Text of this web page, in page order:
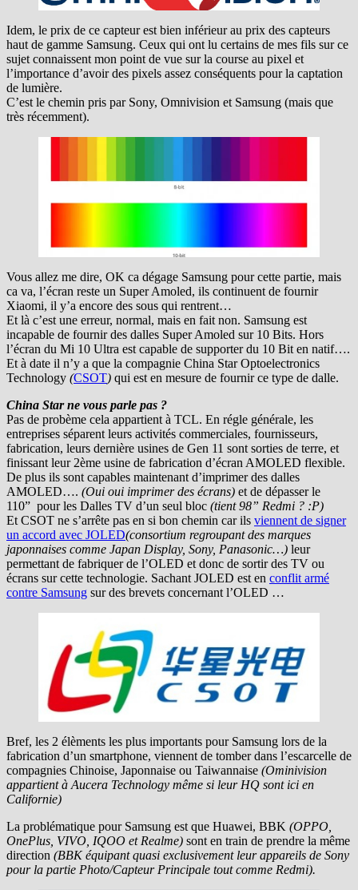
Idem, le prix de ce capteur est bien inférieur au prix des capteurs
haut de gamme Samsung. Ceux qui ont lu certains de mes fils sur ce
sujet connaissent mon point de vue sur la course au pixel et
l’importance d’avoir des pixels assez conséquents pour la captation
de lumière.
C’est le chemin pris par Sony, Omnivision et Samsung (mais que
très récemment).
Vous allez me dire, OK ca dégage Samsung pour cette partie, mais
ca va, l’écran reste un Super Amoled, ils continuent de fournir
Xiaomi, il y’a encore des sous qui rentrent…
Et là c’est une erreur, normal, mais en fait non. Samsung est
incapable de fournir des dalles Super Amoled sur 10 Bits. Hors
l’écran du Mi 10 Ultra est capable de supporter du 10 Bit en natif….
Et à date il n’y a que la compagnie China Star Optoelectronics
Technology (CSOT) qui est en mesure de fournir ce type de dalle.
China Star ne vous parle pas ?
Pas de probème cela appartient à TCL. En régle générale, les
entreprises séparent leurs activités commerciales, fournisseurs,
fabrication, leurs dernière usines de Gen 11 sont sorties de terre, et
finissant leur 2ème usine de fabrication d’écran AMOLED flexible.
De plus ils sont capables maintenant d’imprimer des dalles
AMOLED…. (Oui oui imprimer des écrans) et de dépasser le
110” pour les Dalles TV d’un seul bloc (tient 98” Redmi ? :P)
Et CSOT ne s’arrête pas en si bon chemin car ils viennent de signer
un accord avec JOLED(consortium regroupant des marques
japonnaises comme Japan Display, Sony, Panasonic…) leur
permettant de fabriquer de l’OLED et donc de sortir des TV ou
écrans sur cette technologie. Sachant JOLED est en conflit armé
contre Samsung sur des brevets concernant l’OLED …
Bref, les 2 élèments les plus importants pour Samsung lors de la
fabrication d’un smartphone, viennent de tomber dans l’escarcelle de
compagnies Chinoise, Japonnaise ou Taiwannaise (Ominivision
appartient à Aucera Technology même si leur HQ sont ici en
Californie)
La problématique pour Samsung est que Huawei, BBK (OPPO,
OnePlus, VIVO, IQOO et Realme) sont en train de prendre la même
direction (BBK équipant quasi exclusivement leur appareils de Sony
pour la partie Photo/Capteur Principale tout comme Redmi).